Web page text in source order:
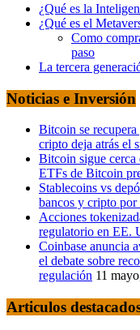
¿Qué es la
¿Qué es el
Como
paso
La tercera
Noticias e Inversión
Bitcoin se
cripto deja atrás el
Bitcoin sigue cerca
ETFs de Bitcoin
Stablecoins vs
bancos y cripto
Acciones
regulatorio en EE.
Coinbase anuncia
el debate sobre
regulación 11
Articulos